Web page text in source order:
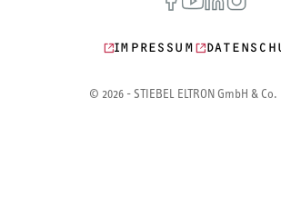
IMPRESSUM
© 2026 - STIEBEL ELTRON GmbH & Co.